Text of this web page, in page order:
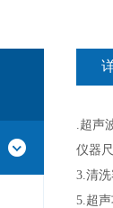
.超声
仪器
3.清洗
5.超声